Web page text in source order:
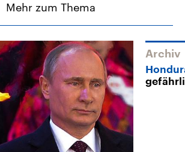
Mehr zum Thema
Archiv